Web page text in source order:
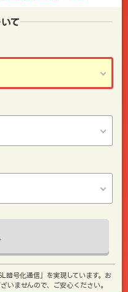
て
暗号化通信」を実現しています。お
いませんので、ご安心ください。